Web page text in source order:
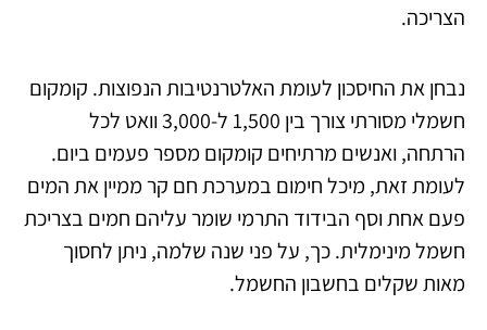
הצריכה.
נבחן את החיסכון לעומת האלטרנטיבות הנפוצות. קומקום
חשמלי מסורתי צורך בין 1,500 ל-3,000 וואט לכל
הרתחה, ואנשים מרתיחים קומקום מספר פעמים ביום.
לעומת זאת, מיכל חימום במערכת חם קר ממיין את המים
פעם אחת וסף הבידוד התרמי שומר עליהם חמים בצריכת
חשמל מינימלית. כך, על פני שנה שלמה, ניתן לחסוך
מאות שקלים בחשבון החשמל.